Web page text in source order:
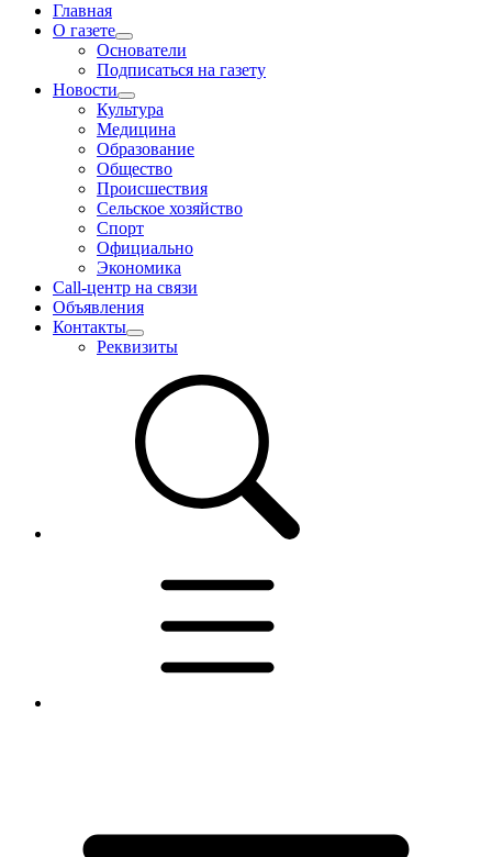
Главная
О газете
Основатели
Подписаться на газету
Новости
Культура
Медицина
Образование
Общество
Происшествия
Сельское хозяйство
Спорт
Официально
Экономика
Call-центр на связи
Объявления
Контакты
Реквизиты